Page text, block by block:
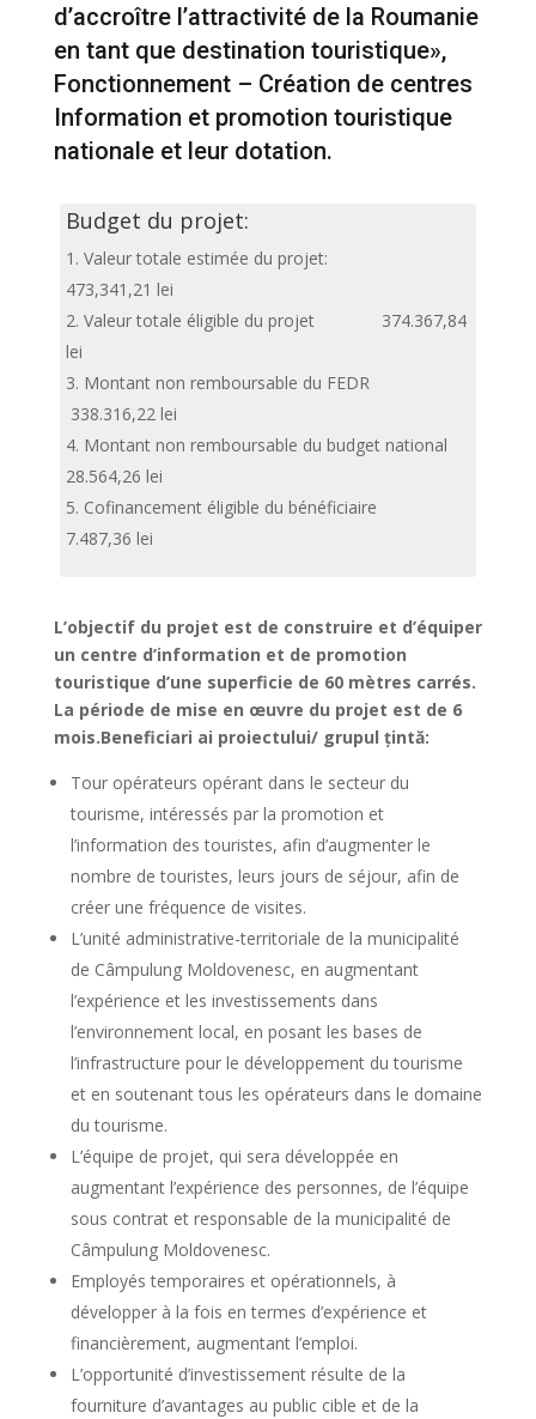
d’accroître l’attractivité de la Roumanie
en tant que destination touristique»,
Fonctionnement – Création de centres
Information et promotion touristique
nationale et leur dotation.
Budget du projet:
Valeur totale estimée du projet:
473,341,21 lei
Valeur totale éligible du projet 374.367,84
lei
Montant non remboursable du FEDR
338.316,22 lei
Montant non remboursable du budget national
28.564,26 lei
Cofinancement éligible du bénéficiaire
7.487,36 lei
L’objectif du projet est de construire et d’équiper
un centre d’information et de promotion
touristique d’une superficie de 60 mètres carrés.
La période de mise en œuvre du projet est de 6
mois.Beneficiari ai proiectului/ grupul țintă:
Tour opérateurs opérant dans le secteur du
tourisme, intéressés par la promotion et
l’information des touristes, afin d’augmenter le
nombre de touristes, leurs jours de séjour, afin de
créer une fréquence de visites.
L’unité administrative-territoriale de la municipalité
de Câmpulung Moldovenesc, en augmentant
l’expérience et les investissements dans
l’environnement local, en posant les bases de
l’infrastructure pour le développement du tourisme
et en soutenant tous les opérateurs dans le domaine
du tourisme.
L’équipe de projet, qui sera développée en
augmentant l’expérience des personnes, de l’équipe
sous contrat et responsable de la municipalité de
Câmpulung Moldovenesc.
Employés temporaires et opérationnels, à
développer à la fois en termes d’expérience et
financièrement, augmentant l’emploi.
L’opportunité d’investissement résulte de la
fourniture d’avantages au public cible et de la